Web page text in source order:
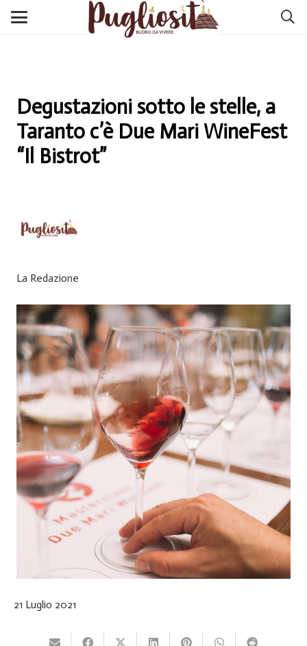
Degustazioni sotto le stelle, a
Taranto c’è Due Mari WineFest
“Il Bistrot”
La Redazione
21 Luglio 2021